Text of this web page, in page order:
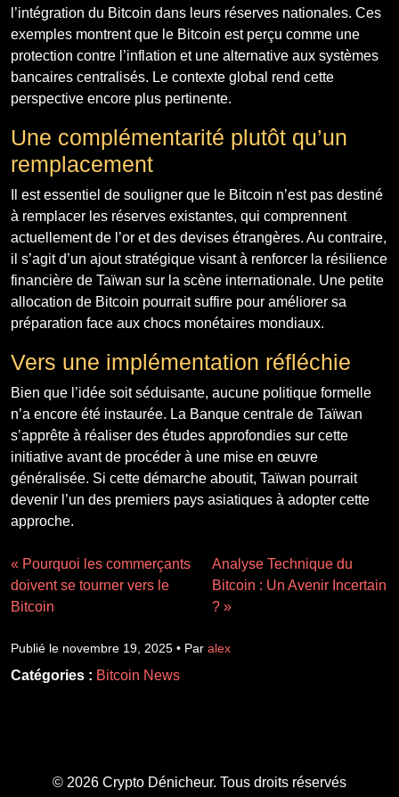
l’intégration du Bitcoin dans leurs réserves nationales. Ces
exemples montrent que le Bitcoin est perçu comme une
protection contre l’inflation et une alternative aux systèmes
bancaires centralisés. Le contexte global rend cette
perspective encore plus pertinente.
Une complémentarité plutôt qu’un
remplacement
Il est essentiel de souligner que le Bitcoin n’est pas destiné
à remplacer les réserves existantes, qui comprennent
actuellement de l’or et des devises étrangères. Au contraire,
il s’agit d’un ajout stratégique visant à renforcer la résilience
financière de Taïwan sur la scène internationale. Une petite
allocation de Bitcoin pourrait suffire pour améliorer sa
préparation face aux chocs monétaires mondiaux.
Vers une implémentation réfléchie
Bien que l’idée soit séduisante, aucune politique formelle
n’a encore été instaurée. La Banque centrale de Taïwan
s’apprête à réaliser des études approfondies sur cette
initiative avant de procéder à une mise en œuvre
généralisée. Si cette démarche aboutit, Taïwan pourrait
devenir l’un des premiers pays asiatiques à adopter cette
approche.
« Pourquoi les commerçants
doivent se tourner vers le
Bitcoin
Analyse Technique du
Bitcoin : Un Avenir Incertain
? »
Publié le novembre 19, 2025 • Par alex
Catégories : Bitcoin News
© 2026 Crypto Dénicheur. Tous droits réservés